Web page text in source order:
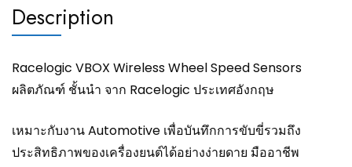
Description
Racelogic VBOX Wireless Wheel Speed Sensors
ผลิตภัณฑ์ ชั้นนำ จาก Racelogic ประเทศอังกฤษ
เหมาะกับงาน Automotive เพื่อบันทึกการขับขี่รวมถึง
ประสิทธิภาพของเครื่องยนต์ได้อย่างง่ายดาย มืออาชีพ